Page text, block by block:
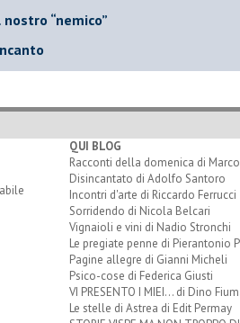
“nemico”
QUI BLOG
Racconti della domenica di
Disincantato di Adolfo Santoro
Incontri d'arte di Riccardo Ferrucci
Sorridendo di Nicola Belcari
Vignaioli e vini di Nadio Stronchi
Le pregiate penne di Pierantonio
Pagine allegre di Gianni Micheli
Psico-cose di Federica Giusti
VI PRESENTO I MIEI... di Dino
Le stelle di Astrea di Edit Permay